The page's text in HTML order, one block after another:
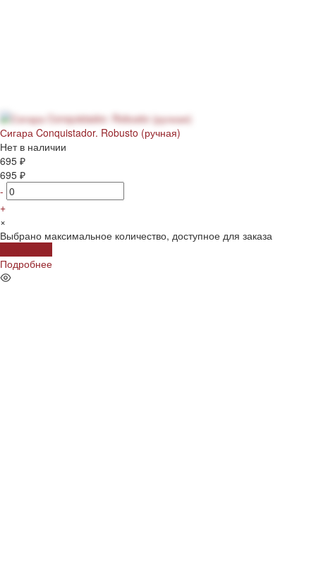
Сигара Conquistador. Robusto (ручная)
Нет в наличии
695 ₽
695 ₽
-
+
×
Выбрано максимальное количество, доступное для заказа
Подробнее